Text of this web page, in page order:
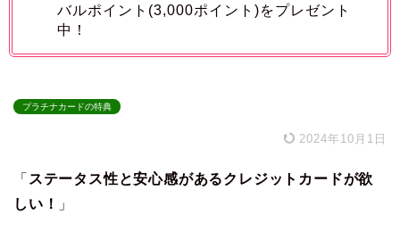
バルポイント(3,000ポイント)をプレゼント
中！
プラチナカードの特典
2024年10月1日
「 ステータス性と安心感があるクレジットカードが欲
しい！
」